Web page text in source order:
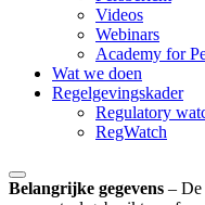
Videos
Webinars
Academy for
Wat we doen
Regelgevingskader
Regulatory
RegWatch
Belangrijke gegevens – De